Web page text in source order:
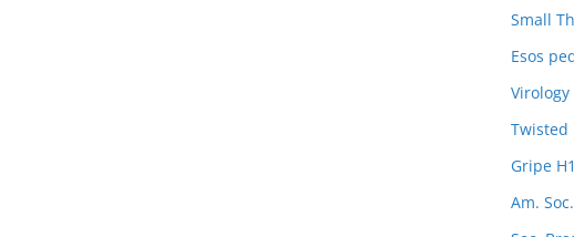
Small
Esos
Virology
Twisted
Gripe
Am.